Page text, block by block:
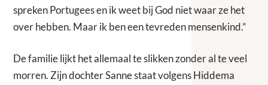
spreken Portugees en ik weet bij God niet waar ze het
over hebben. Maar ik ben een tevreden mensenkind.”
De familie lijkt het allemaal te slikken zonder al te veel
morren. Zijn dochter Sanne staat volgens Hiddema